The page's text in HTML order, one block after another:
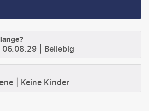
06.08.29 Beliebig
Keine Kinder